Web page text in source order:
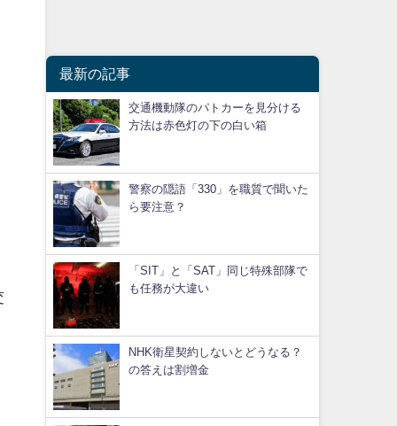
最新の記事
交通機動隊のパトカーを見分ける
方法は赤色灯の下の白い箱
警察の隠語「330」を職質で聞いた
ら要注意？
「SIT」と「SAT」同じ特殊部隊で
も任務が大違い
NHK衛星契約しないとどうなる？
の答えは割増金